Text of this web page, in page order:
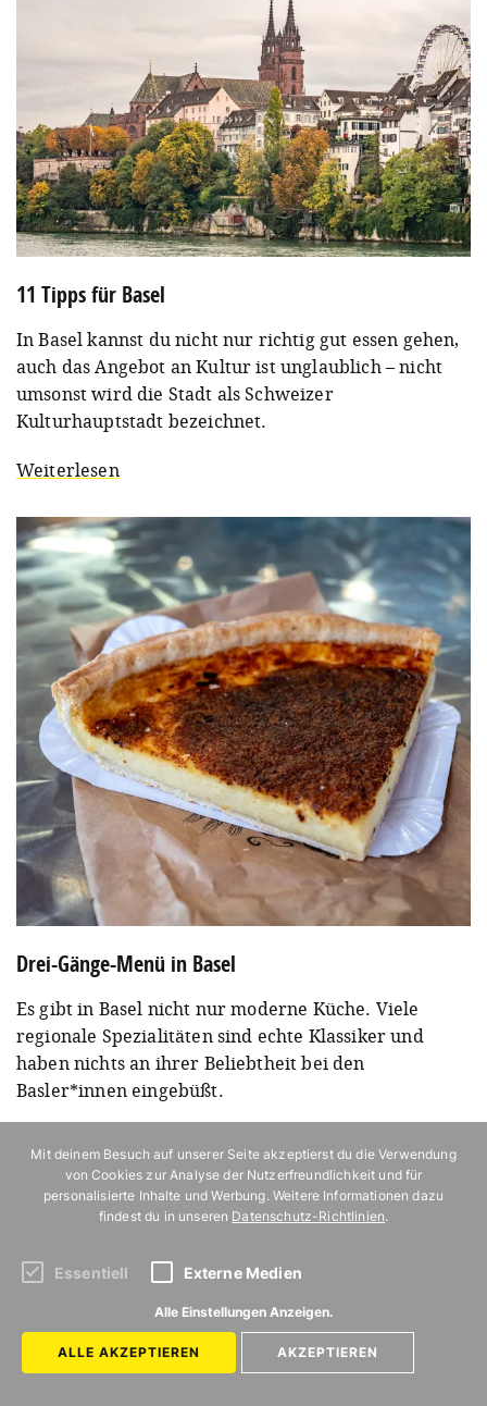
11 Tipps für Basel
In Basel kannst du nicht nur richtig gut essen gehen,
auch das Angebot an Kultur ist unglaublich – nicht
umsonst wird die Stadt als Schweizer
Kulturhauptstadt bezeichnet.
Weiterlesen
Drei-Gänge-Menü in Basel
Es gibt in Basel nicht nur moderne Küche. Viele
regionale Spezialitäten sind echte Klassiker und
haben nichts an ihrer Beliebtheit bei den
Basler*innen eingebüßt.
DIESE ARTIKEL KÖNNTEN DICH
INTERESSIEREN
Mit deinem Besuch auf unserer Seite akzeptierst du die Verwendung
von Cookies zur Analyse der Nutzerfreundlichkeit und für
personalisierte Inhalte und Werbung. Weitere Informationen dazu
findest du in unseren Datenschutz-Richtlinien.
Essentiell Externe Medien
Alle Einstellungen Anzeigen.
ALLE AKZEPTIEREN AKZEPTIEREN